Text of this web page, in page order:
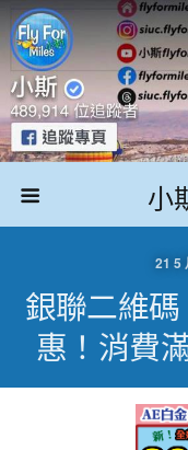
小
21 5
銀聯二維
惠！消費